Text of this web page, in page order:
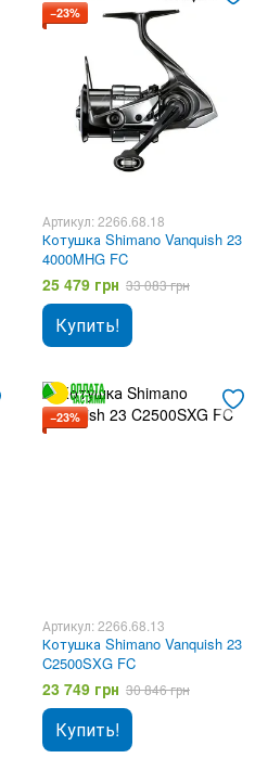
−23%
Артикул: 2266.68.18
Котушка Shimano Vanquish 23
4000MHG FC
25 479 грн 33 083 грн
Купить!
−23%
Артикул: 2266.68.13
Котушка Shimano Vanquish 23
C2500SXG FC
23 749 грн 30 846 грн
Купить!